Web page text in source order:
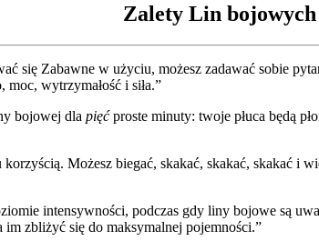
Zalety Lin bojowych
się Zabawne w użyciu, możesz zadawać sobie
wytrzymałość i siła.”
bojowej dla pięćproste minuty: twoje płuca będą
Możesz biegać, skakać, skakać, skakać i
intensywności, podczas gdy liny bojowe są
im zbliżyć się do maksymalnej pojemności.”